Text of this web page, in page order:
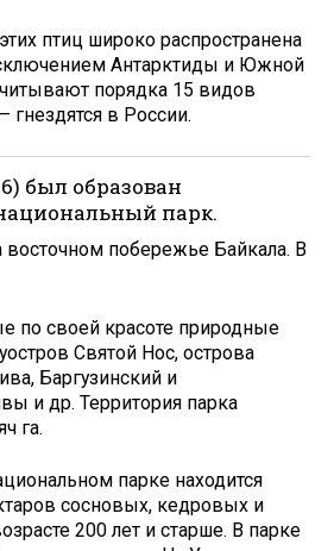
птиц широко распространена
Антарктиды и Южной
порядка 15 видов
гнездятся в России.
был образован
парк.
восточном побережье Байкала. В
по своей красоте природные
Святой Нос, острова
Баргузинский и
и др. Территория парка
га.
парке находится
сосновых, кедровых и
200 лет и старше. В парке